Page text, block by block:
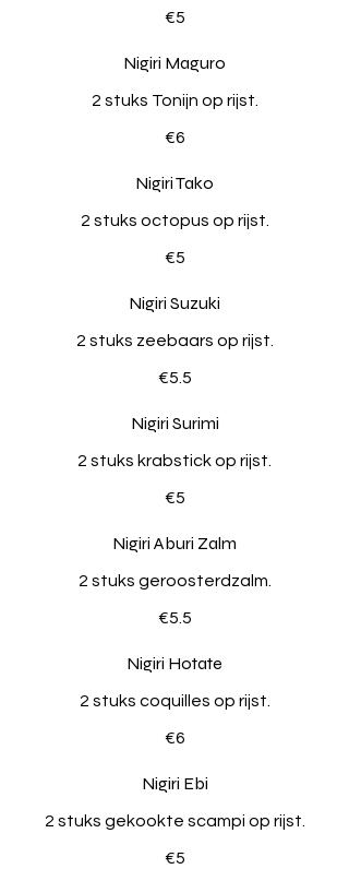
€5
Nigiri Maguro
2 stuks Tonijn op rijst.
€6
Nigiri Tako
2 stuks octopus op rijst.
€5
Nigiri Suzuki
2 stuks zeebaars op rijst.
€5.5
Nigiri Surimi
2 stuks krabstick op rijst.
€5
Nigiri Aburi Zalm
2 stuks geroosterdzalm.
€5.5
Nigiri Hotate
2 stuks coquilles op rijst.
€6
Nigiri Ebi
2 stuks gekookte scampi op rijst.
€5